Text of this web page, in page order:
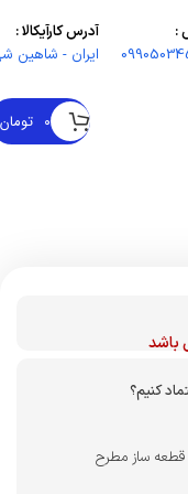
:
آدرس کارآیکالا :
ایران - شاهین
۰ تومان
باشد
کنیم؟